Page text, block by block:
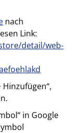
nach
Link:
detail/web-
Hinzufügen“,
in Google